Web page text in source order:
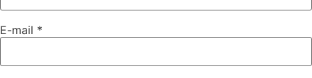
E-mail *